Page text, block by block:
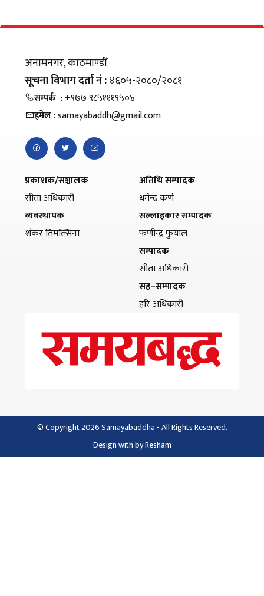
अनामनगर, काठमाण्डौँ
सूचना विभाग दर्ता नं :४६०५-२०८०/२०८१
सम्पर्क : +९७७ ९८५१११९५०४
इमेल: samayabaddh@gmail.com
प्रकाशक/सञ्चालक
सीता अधिकारी
व्यवस्थापक
शंकर तिमल्सिना
अतिथि सम्पादक
धर्मेन्द्र कर्ण
सल्लाहकार सम्पादक
फणीन्द्र फुयाल
सम्पादक
सीता अधिकारी
सह–सम्पादक
हरि अधिकारी
© Copyright 2026 Samayabaddha - All Rights Reserved.
Design withbyResham